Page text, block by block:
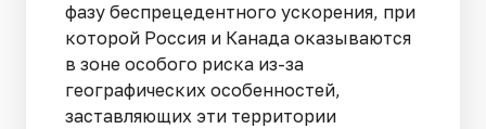
фазу беспрецедентного ускорения, при
которой Россия и Канада оказываются
в зоне особого риска из-за
географических особенностей,
заставляющих эти территории